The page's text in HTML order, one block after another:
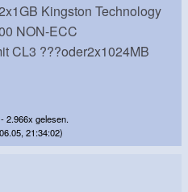
Kingston Technology
NON-ECC
CL3 ???oder2x1024MB
2.966x gelesen.
21:34:02)